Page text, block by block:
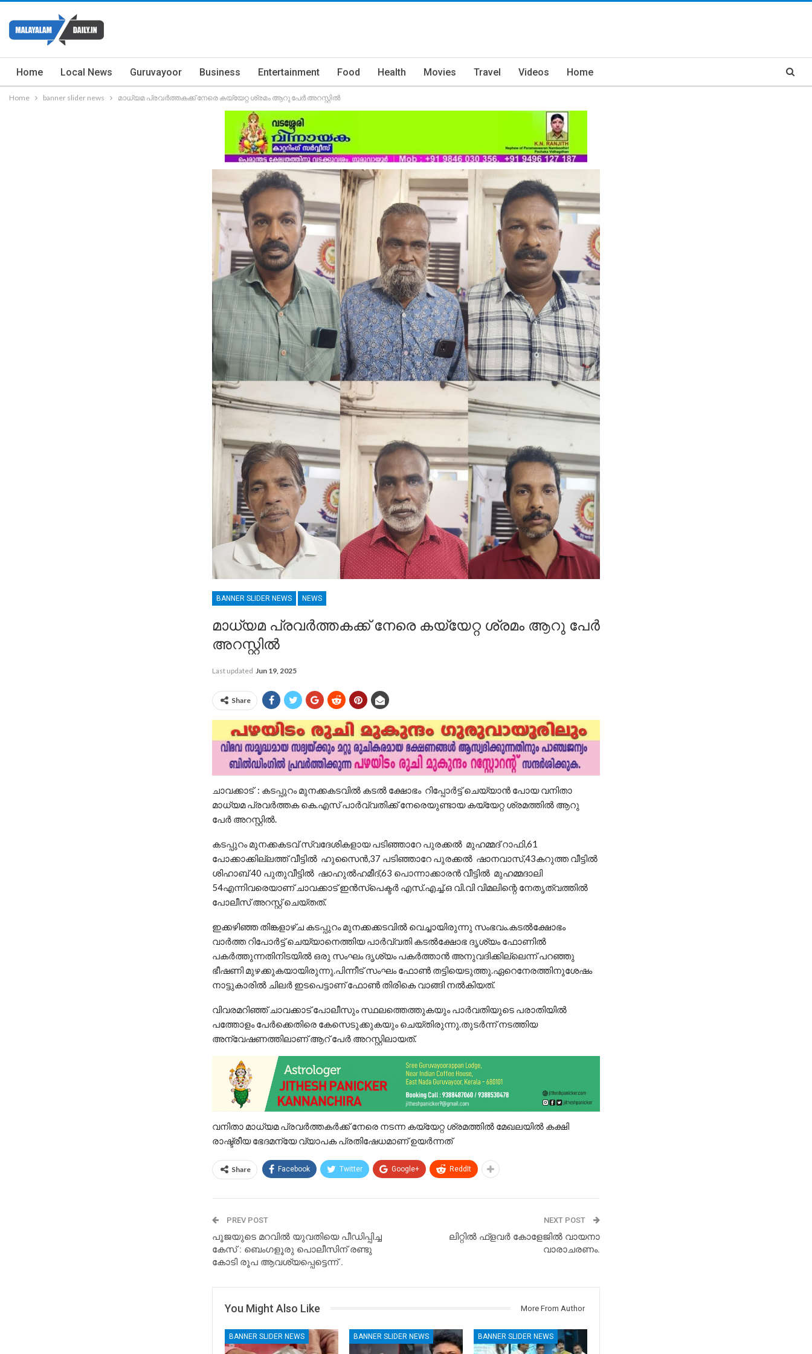
Home Local News Guruvayoor Business Entertainment Food Health Movies Travel Videos Home
Home banner slider news മാധ്യമ പ്രവർത്തകക്ക് നേരെ കയ്യേറ്റ ശ്രമം ആറു പേർ അറസ്റ്റിൽ
BANNER SLIDER NEWS NEWS
മാധ്യമ പ്രവർത്തകക്ക് നേരെ കയ്യേറ്റ ശ്രമം ആറു പേർ
അറസ്റ്റിൽ
Last updated Jun 19, 2025
Share
ചാവക്കാട് : കടപ്പുറം മുനക്കകടവിൽ കടൽ ക്ഷോഭം റിപ്പോർട്ട്‌ ചെയ്യാൻ പോയ വനിതാ
മാധ്യമ പ്രവർത്തക കെ.എസ് പാർവ്വതിക്ക് നേരെയുണ്ടായ കയ്യേറ്റ ശ്രമത്തിൽ ആറു
പേർ അറസ്റ്റിൽ.
കടപ്പുറം മുനക്കകടവ് സ്വദേശികളായ പടിഞ്ഞാറേ പുരക്കൽ മുഹമ്മദ് റാഫി,61
പോക്കാക്കില്ലത്ത് വീട്ടിൽ ഹുസൈൻ,37 പടിഞ്ഞാറേ പുരക്കൽ ഷാനവാസ്,43കറുത്ത വീട്ടിൽ
ശിഹാബ് 40 പുതുവീട്ടിൽ ഷാഹുൽഹമീദ്,63 പൊന്നാക്കാരൻ വീട്ടിൽ മുഹമ്മദാലി
54എന്നിവരെയാണ് ചാവക്കാട് ഇൻസ്പെക്ടർ എസ്.എച്ച്.ഒ വി.വി വിമലിന്റെ നേതൃത്വത്തിൽ
പോലീസ് അറസ്റ്റ് ചെയ്തത്.
ഇക്കഴിഞ്ഞ തിങ്കളാഴ്ച കടപ്പുറം മുനക്കക്കടവിൽ വെച്ചായിരുന്നു സംഭവം.കടൽക്ഷോഭം
വാർത്ത റിപോർട്ട് ചെയ്യാനെത്തിയ പാർവ്വതി കടൽക്ഷോഭ ദൃശ്യം ഫോണിൽ
പകർത്തുന്നതിനിടയിൽ ഒരു സംഘം ദൃശ്യം പകർത്താൻ അനുവദിക്കില്ലെന്ന് പറഞ്ഞു
ഭീഷണി മുഴക്കുകയായിരുന്നു.പിന്നീട് സംഘം ഫോൺ തട്ടിയെടുത്തു.ഏറെനേരത്തിനുശേഷം
നാട്ടുകാരിൽ ചിലർ ഇടപെട്ടാണ് ഫോൺ തിരികെ വാങ്ങി നൽകിയത്.
വിവരമറിഞ്ഞ് ചാവക്കാട് പോലീസും സ്ഥലത്തെത്തുകയും പാർവതിയുടെ പരാതിയിൽ
പത്തോളം പേർക്കെതിരെ കേസെടുക്കുകയും ചെയ്തിരുന്നു.തുടർന്ന് നടത്തിയ
അന്വേഷണത്തിലാണ് ആറ് പേർ അറസ്റ്റിലായത്.
വനിതാ മാധ്യമ പ്രവർത്തകർക്ക് നേരെ നടന്ന കയ്യേറ്റ ശ്രമത്തിൽ മേഖലയിൽ കക്ഷി
രാഷ്ട്രീയ ഭേദമന്യേ വ്യാപക പ്രതിഷേധമാണ് ഉയർന്നത്
Share Facebook Twitter Google+ ReddIt
PREV POST
പൂജയുടെ മറവില്‍ യുവതിയെ പീഡിപ്പിച്ച
കേസ് : ബെംഗളൂരു പൊലീസിന് രണ്ടു
കോടി രൂപ ആവശ്യപ്പെട്ടെന്ന് .
NEXT POST
ലിറ്റിൽ ഫ്‌ളവർ കോളേജിൽ വായനാ
വാരാചരണം.
You Might Also Like More From Author
BANNER SLIDER NEWS BANNER SLIDER NEWS BANNER SLIDER NEWS